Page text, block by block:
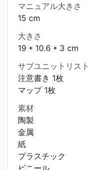
マニュアル大きさ
15 cm
大きさ
19 * 10.6 * 3 cm
サブユニットリスト
注意書き 1枚
マップ 1枚
素材
陶製
金属
紙
プラスチック
ビニール